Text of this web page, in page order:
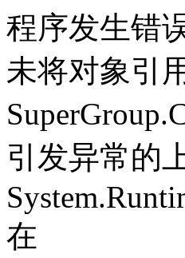
程序发生错
未将对象引
引发异常的
在